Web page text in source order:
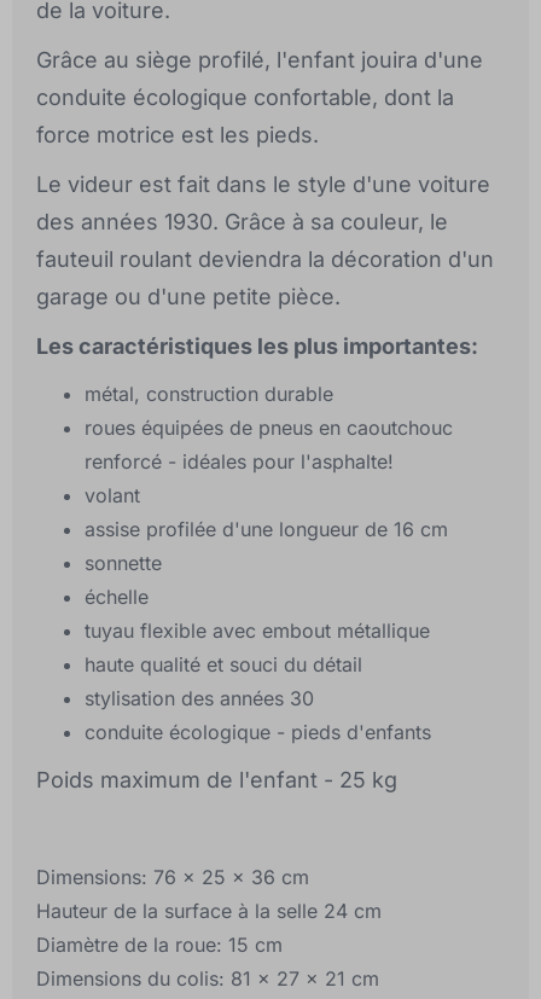
de la voiture.
Grâce au siège profilé, l'enfant jouira d'une
conduite écologique confortable, dont la
force motrice est les pieds.
Le videur est fait dans le style d'une voiture
des années 1930. Grâce à sa couleur, le
fauteuil roulant deviendra la décoration d'un
garage ou d'une petite pièce.
Les caractéristiques les plus importantes:
métal, construction durable
roues équipées de pneus en caoutchouc
renforcé - idéales pour l'asphalte!
volant
assise profilée d'une longueur de 16 cm
sonnette
échelle
tuyau flexible avec embout métallique
haute qualité et souci du détail
stylisation des années 30
conduite écologique - pieds d'enfants
Poids maximum de l'enfant - 25 kg
Dimensions: 76 x 25 x 36 cm
Hauteur de la surface à la selle 24 cm
Diamètre de la roue: 15 cm
Dimensions du colis: 81 x 27 x 21 cm